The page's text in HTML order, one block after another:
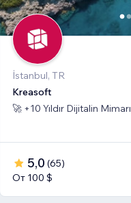
İstanbul, TR
Kreasoft
🚀 +10 Yıldır Dijitalin Mimarı
5,0 (65)
От 100 $